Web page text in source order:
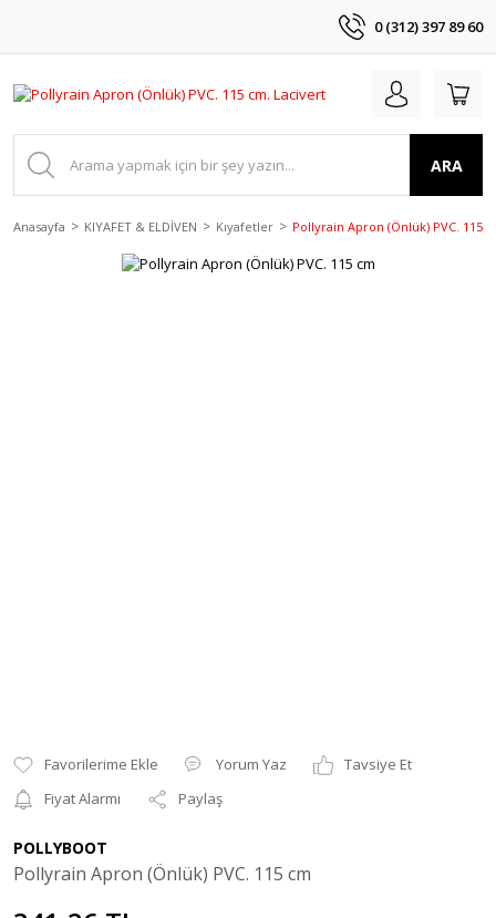
0 (312) 397 89 60
ARA
Anasayfa KIYAFET & ELDİVEN Kıyafetler Pollyrain Apron (Önlük) PVC. 115
Yorum Yaz
Tavsiye Et
Fiyat Alarmı
Paylaş
POLLYBOOT
Pollyrain Apron (Önlük) PVC. 115 cm